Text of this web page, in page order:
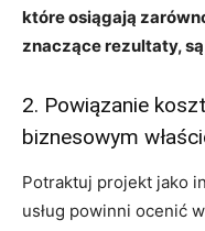
które osiągają
znaczące rezultaty,
2. Powiązanie
biznesowym
Potraktuj projekt jako
usług powinni ocenić